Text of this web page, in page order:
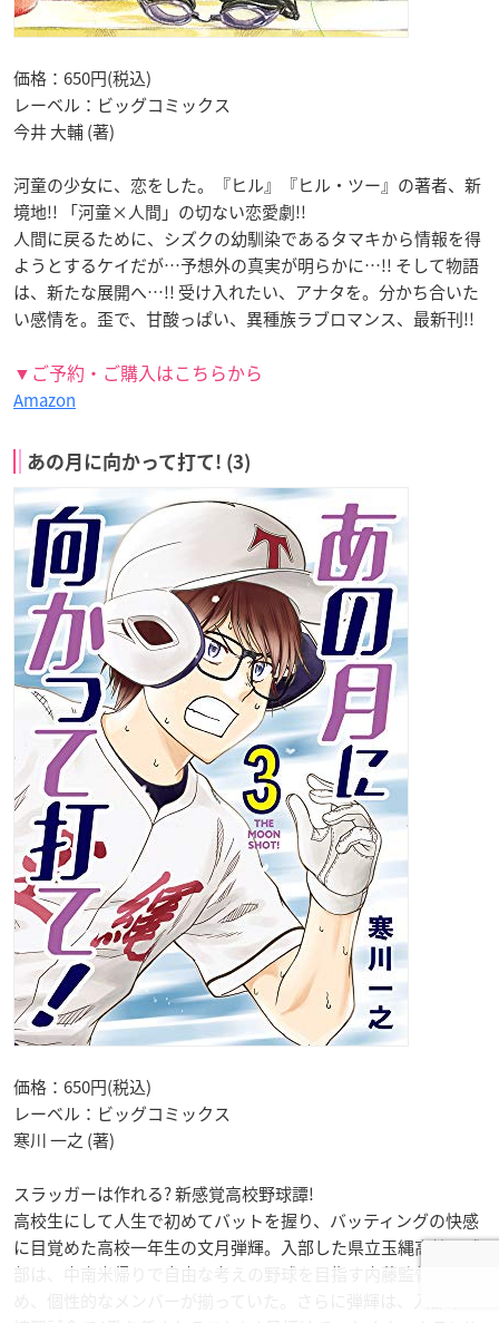
価格：650円(税込)
レーベル：ビッグコミックス
今井 大輔 (著)
河童の少女に、恋をした。『ヒル』『ヒル・ツー』の著者、新
境地!! 「河童×人間」の切ない恋愛劇!!
人間に戻るために、シズクの幼馴染であるタマキから情報を得
ようとするケイだが…予想外の真実が明らかに…!! そして物語
は、新たな展開へ…!! 受け入れたい、アナタを。分かち合いた
い感情を。歪で、甘酸っぱい、異種族ラブロマンス、最新刊!!
▼ご予約・ご購入はこちらから
Amazon
あの月に向かって打て! (3)
価格：650円(税込)
レーベル：ビッグコミックス
寒川 一之 (著)
スラッガーは作れる? 新感覚高校野球譚!
高校生にして人生で初めてバットを握り、バッティングの快感
に目覚めた高校一年生の文月弾輝。入部した県立玉縄高校野球
部は、中南米帰りで自由な考えの野球を目指す内藤監督をはじ